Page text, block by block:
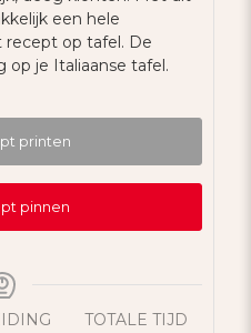
een hele
recept op tafel. De
op je Italiaanse tafel.
printen
pinnen
TOTALE TIJD